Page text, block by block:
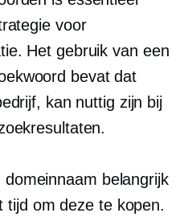
voor
Het gebruik van een
bevat dat
kan nuttig zijn bij
belangrijk
tijd om deze te kopen.